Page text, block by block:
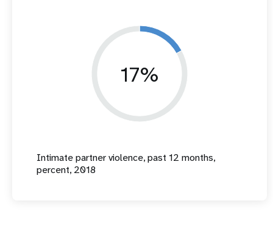
17%
Intimate partner violence, past 12 months,
percent, 2018